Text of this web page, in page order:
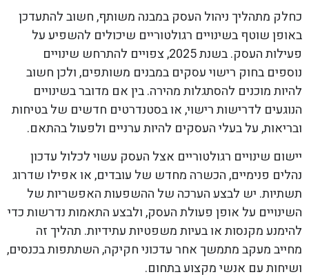
כחלק מתהליך ניהול העסק במבנה משותף, חשוב להתעדכן
באופן שוטף בשינויים רגולטוריים שיכולים להשפיע על
פעילות העסק. בשנת 2025, צפויים להתרחש שינויים
נוספים בחוק רישוי עסקים במבנים משותפים, ולכן חשוב
להיות מוכנים להסתגלות מהירה. בין אם מדובר בשינויים
הנוגעים לדרישות רישוי, או בסטנדרטים חדשים של בטיחות
ובריאות, על בעלי העסקים להיות ערניים ולפעול בהתאם.
יישום שינויים רגולטוריים אצל העסק עשוי לכלול עדכון
נהלים פנימיים, הכשרה מחדש של עובדים, או אפילו שדרוג
תשתיות. יש לבצע הערכה של ההשפעות האפשריות של
השינויים על אופן פעולת העסק, ולבצע התאמות נדרשות כדי
להימנע מקנסות או בעיות משפטיות עתידיות. תהליך זה
מחייב מעקב מתמשך אחר עדכוני חקיקה, השתתפות בכנסים,
ושיחות עם אנשי מקצוע בתחום.